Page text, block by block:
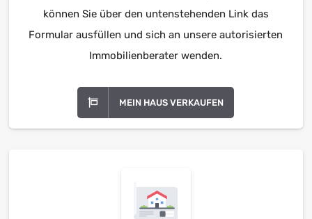
können Sie über den untenstehenden Link das
Formular ausfüllen und sich an unsere autorisierten
Immobilienberater wenden.
MEIN HAUS VERKAUFEN